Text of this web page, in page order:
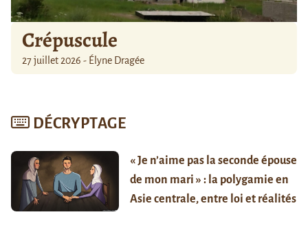
Crépuscule
27 juillet 2026 - Élyne Dragée
DÉCRYPTAGE
« Je n’aime pas la seconde épouse
de mon mari » : la polygamie en
Asie centrale, entre loi et réalités